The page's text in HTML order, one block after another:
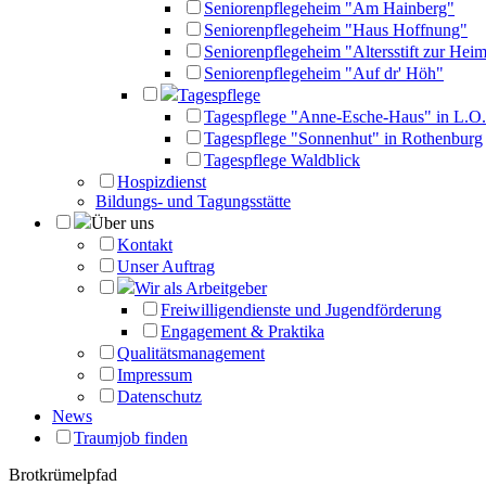
Seniorenpflegeheim "Am Hainberg"
Seniorenpflegeheim "Haus Hoffnung"
Seniorenpflegeheim "Altersstift zur
Seniorenpflegeheim "Auf dr' Höh"
Tagespflege
Tagespflege "Anne-Esche-Haus" in L.O.
Tagespflege "Sonnenhut" in Rothenburg
Tagespflege Waldblick
Hospizdienst
Bildungs- und Tagungsstätte
Über uns
Kontakt
Unser Auftrag
Wir als Arbeitgeber
Freiwilligendienste und Jugendförderung
Engagement & Praktika
Qualitätsmanagement
Impressum
Datenschutz
News
Traumjob finden
Brotkrümelpfad